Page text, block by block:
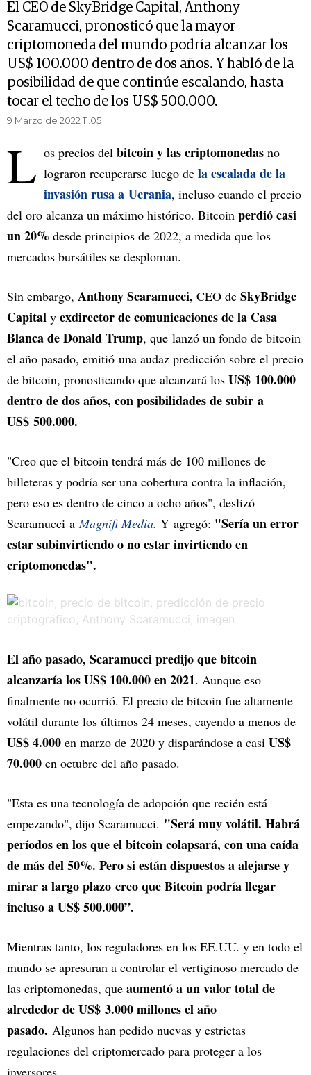
El CEO de SkyBridge Capital, Anthony
Scaramucci, pronosticó que la mayor
criptomoneda del mundo podría alcanzar los
US$ 100.000 dentro de dos años. Y habló de la
posibilidad de que continúe escalando, hasta
tocar el techo de los US$ 500.000.
9 Marzo de 2022 11.05
L os precios del bitcoin y las criptomonedas no
lograron recuperarse luego de la escalada de la
invasión rusa a Ucrania, incluso cuando el precio
del oro alcanza un máximo histórico. Bitcoin perdió casi
un 20% desde principios de 2022, a medida que los
mercados bursátiles se desploman.
Sin embargo, Anthony Scaramucci, CEO de SkyBridge
Capital y exdirector de comunicaciones de la Casa
Blancade Donald Trump, que lanzó un fondo de bitcoin
el año pasado, emitió una audaz predicción sobre el precio
de bitcoin, pronosticando que alcanzará los US$ 100.000
dentro de dos años, con posibilidades de subir a
US$ 500.000.
"Creo que el bitcoin tendrá más de 100 millones de
billeteras y podría ser una cobertura contra la inflación,
pero eso es dentro de cinco a ocho años", deslizó
Scaramucci aMagnifi Media. Y agregó: "Sería un error
estar subinvirtiendo o no estar invirtiendo en
criptomonedas".
El año pasado, Scaramucci predijo que bitcoin
alcanzaría los US$ 100.000 en 2021. Aunque eso
finalmente no ocurrió. El precio de bitcoin fue altamente
volátil durante los últimos 24 meses, cayendo a menos de
US$ 4.000 en marzo de 2020 y disparándose a casi US$
70.000 en octubre del año pasado.
"Esta es una tecnología de adopción que recién está
empezando", dijo Scaramucci. "Será muy volátil. Habrá
períodos en los que el bitcoin colapsará, con una caída
de más del 50%. Pero si están dispuestos a alejarse y
mirar a largo plazo creo que Bitcoin podría llegar
incluso a US$ 500.000”.
Mientras tanto, los reguladores en los EE.UU. y en todo el
mundo se apresuran a controlar el vertiginoso mercado de
las criptomonedas, que aumentó a un valor total de
alrededor de US$ 3.000 millones el año
pasado. Algunos han pedido nuevas y estrictas
regulaciones del criptomercado para proteger a los
inversores.